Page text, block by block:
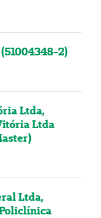
2)
Ltda,
Ltda
Ltda,